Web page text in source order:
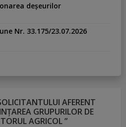
deșeurilor
Nr. 33.175/23.07.2026
AFERENT
GRUPURILOR DE
AGRICOL ”